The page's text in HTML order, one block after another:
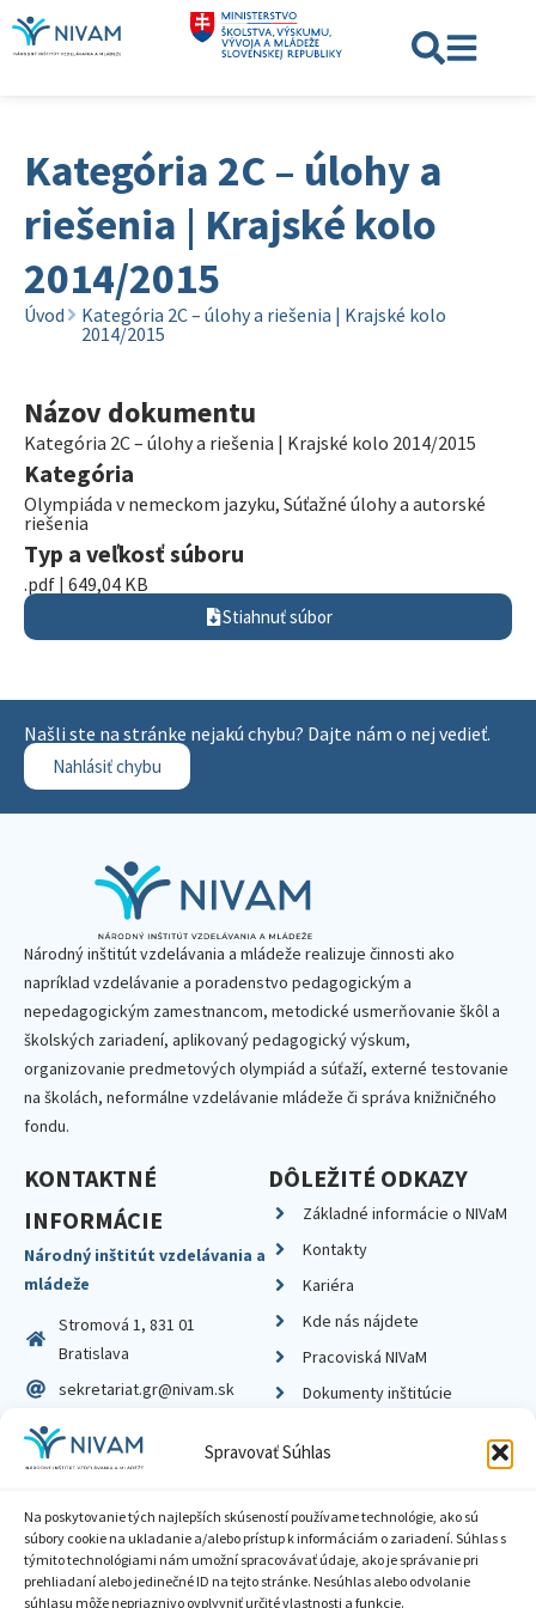
Spravovať Súhlas
Na poskytovanie tých najlepších skúseností používame technológie, ako sú
súbory cookie na ukladanie a/alebo prístup k informáciám o zariadení. Súhlas s
týmito technológiami nám umožní spracovávať údaje, ako je správanie pri
prehliadaní alebo jedinečné ID na tejto stránke. Nesúhlas alebo odvolanie
súhlasu môže nepriaznivo ovplyvniť určité vlastnosti a funkcie.
Kategória 2C – úlohy a
riešenia | Krajské kolo
2014/2015
Úvod
Kategória 2C – úlohy a riešenia | Krajské kolo
2014/2015
Názov dokumentu
Kategória 2C – úlohy a riešenia | Krajské kolo 2014/2015
Kategória
Olympiáda v nemeckom jazyku, Súťažné úlohy a autorské
riešenia
Typ a veľkosť súboru
.pdf | 649,04 KB
Stiahnuť súbor
Našli ste na stránke nejakú chybu? Dajte nám o nej vedieť.
Nahlásiť chybu
Národný inštitút vzdelávania a mládeže realizuje činnosti ako
napríklad vzdelávanie a poradenstvo pedagogickým a
nepedagogickým zamestnancom, metodické usmerňovanie škôl a
školských zariadení, aplikovaný pedagogický výskum,
organizovanie predmetových olympiád a súťaží, externé testovanie
na školách, neformálne vzdelávanie mládeže či správa knižničného
fondu.
KONTAKTNÉ
INFORMÁCIE
Národný inštitút vzdelávania a
mládeže
Stromová 1, 831 01
Bratislava
sekretariat.gr@nivam.sk
IČO: 00164348
DIČ: 2020798714
DÔLEŽITÉ ODKAZY
Základné informácie o NIVaM
Kontakty
Kariéra
Kde nás nájdete
Pracoviská NIVaM
Dokumenty inštitúcie
Zásady ochrany súkromia